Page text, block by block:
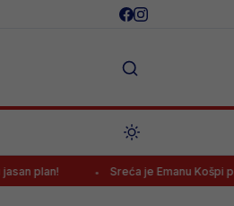
Sreća je Emanu Košpi ponovo